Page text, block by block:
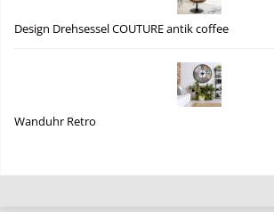
Design Drehsessel COUTURE antik coffee
Wanduhr Retro